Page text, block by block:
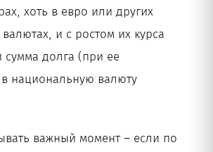
хоть в евро или других
и с ростом их курса
сумма долга (при ее
национальную валюту
важный момент – если по